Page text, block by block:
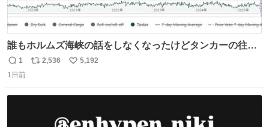
誰もホルムズ海峡の話をしなくなったけどタンカーの往来
は消滅したままですねと
返
信
1
リ
2,536
い
5,192
1日前